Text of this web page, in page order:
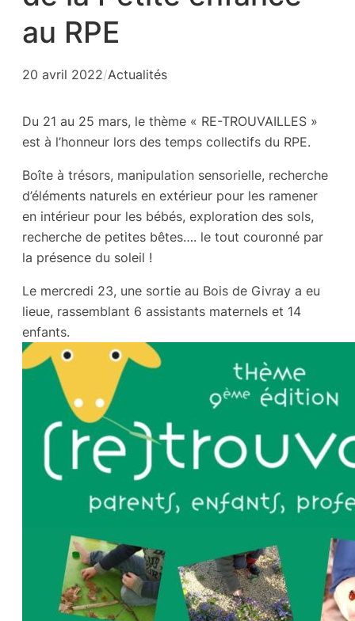
au RPE
20 avril 2022/Actualités
Du 21 au 25 mars, le thème « RE-TROUVAILLES »
est à l’honneur lors des temps collectifs du RPE.
Boîte à trésors, manipulation sensorielle, recherche
d’éléments naturels en extérieur pour les ramener
en intérieur pour les bébés, exploration des sols,
recherche de petites bêtes…. le tout couronné par
la présence du soleil !
Le mercredi 23, une sortie au Bois de Givray a eu
lieue, rassemblant 6 assistants maternels et 14
enfants.